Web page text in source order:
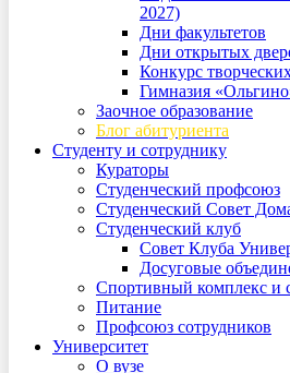
2027)
Дни факультетов
Дни открытых
Конкурс
Гимназия
Заочное образование
Блог абитуриента
Студенту и сотруднику
Кураторы
Студенческий профсоюз
Студенческий Совет
Студенческий клуб
Совет Клуба
Досуговые
Спортивный комплекс и
Питание
Профсоюз сотрудников
Университет
О вузе